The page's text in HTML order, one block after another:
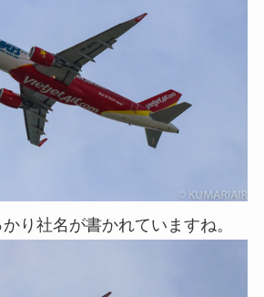
り社名が書かれていますね。